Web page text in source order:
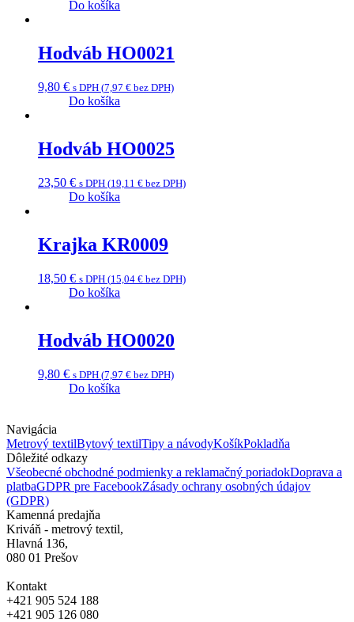
Do košíka
Hodváb HO0021
9,80 € s DPH (7,97 € bez DPH)
Do košíka
Hodváb HO0025
23,50 € s DPH (19,11 € bez DPH)
Do košíka
Krajka KR0009
18,50 € s DPH (15,04 € bez DPH)
Do košíka
Hodváb HO0020
9,80 € s DPH (7,97 € bez DPH)
Do košíka
Navigácia
Metrový textilBytový textilTipy a návodyKošíkPokladňa
Dôležité odkazy
Všeobecné obchodné podmienky a reklamačný poriadokDoprava a
platbaGDPR pre FacebookZásady ochrany osobných údajov
(GDPR)
Kamenná predajňa
Kriváň - metrový textil,
Hlavná 136,
080 01 Prešov
Kontakt
+421 905 524 188
+421 905 126 080